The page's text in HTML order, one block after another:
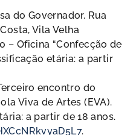
do Governador. Rua
Vila Velha
– Oficina “Confecção de
etária: a partir
encontro do
Viva de Artes (EVA).
a partir de 18 anos.
.